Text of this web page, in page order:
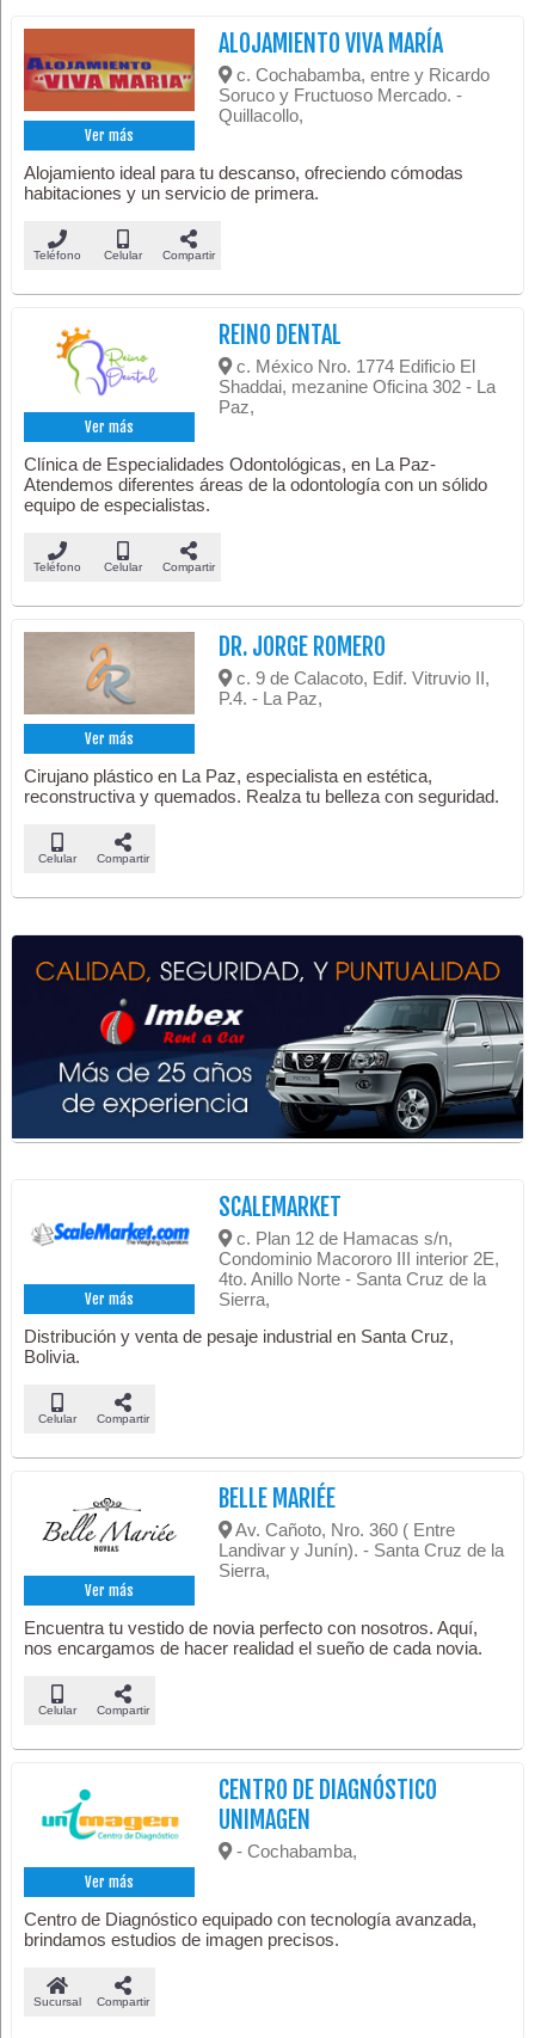
Ver más
ALOJAMIENTO VIVA MARÍA
c. Cochabamba, entre y Ricardo
Soruco y Fructuoso Mercado. -
Quillacollo,
Alojamiento ideal para tu descanso, ofreciendo cómodas
habitaciones y un servicio de primera.
Teléfono Celular Compartir
Ver más
REINO DENTAL
c. México Nro. 1774 Edificio El
Shaddai, mezanine Oficina 302 - La
Paz,
Clínica de Especialidades Odontológicas, en La Paz-
Atendemos diferentes áreas de la odontología con un sólido
equipo de especialistas.
Teléfono Celular Compartir
Ver más
DR. JORGE ROMERO
c. 9 de Calacoto, Edif. Vitruvio II,
P.4. - La Paz,
Cirujano plástico en La Paz, especialista en estética,
reconstructiva y quemados. Realza tu belleza con seguridad.
Celular Compartir
Ver más
SCALEMARKET
c. Plan 12 de Hamacas s/n,
Condominio Macororo III interior 2E,
4to. Anillo Norte - Santa Cruz de la
Sierra,
Distribución y venta de pesaje industrial en Santa Cruz,
Bolivia.
Celular Compartir
Ver más
BELLE MARIÉE
Av. Cañoto, Nro. 360 ( Entre
Landivar y Junín). - Santa Cruz de la
Sierra,
Encuentra tu vestido de novia perfecto con nosotros. Aquí,
nos encargamos de hacer realidad el sueño de cada novia.
Celular Compartir
Ver más
CENTRO DE DIAGNÓSTICO
UNIMAGEN
- Cochabamba,
Centro de Diagnóstico equipado con tecnología avanzada,
brindamos estudios de imagen precisos.
Sucursal Compartir